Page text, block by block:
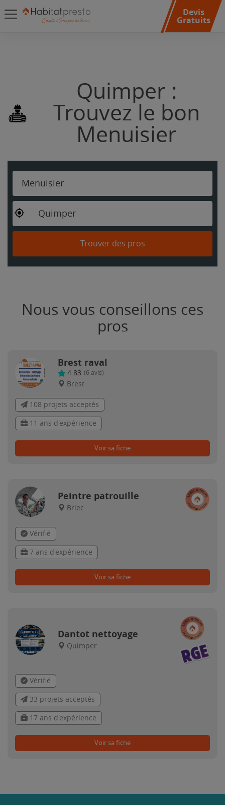
Devis
Gratuits
Quimper :
Trouvez le bon
Menuisier
Menuisier
Quimper
Trouver des pros
Nous vous conseillons ces
pros
Brest raval
4.83 (6 avis)
Brest
108 projets acceptés
11 ans d'expérience
Voir sa fiche
Peintre patrouille
Briec
Vérifié
7 ans d'expérience
Voir sa fiche
Dantot nettoyage
Quimper
Vérifié
33 projets acceptés
17 ans d'expérience
Voir sa fiche